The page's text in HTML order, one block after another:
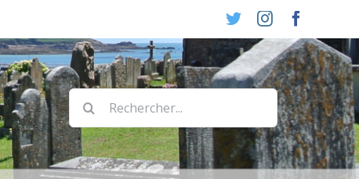
TwitterInstagram
Rechercher: